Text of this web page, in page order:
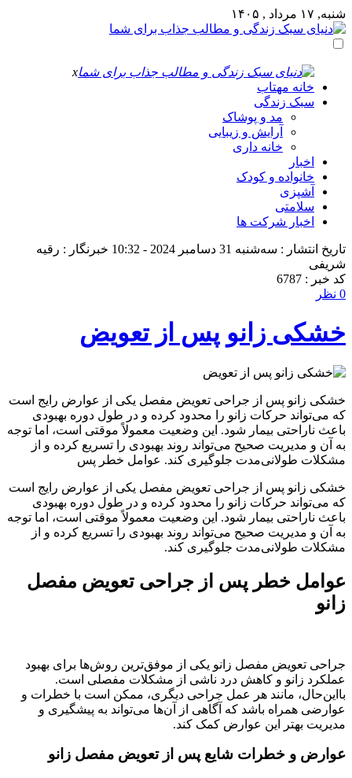
شنبه, ۱۷ مرداد , ۱۴۰۵
x
خانه مهتاب
سبک زندگی
مد و پوشاک
آرایش و زیبایی
خانه داری
اخبار
خانواده و کودک
آشپزی
سلامتی
اخبار شرکت ها
تاریخ انتشار : سه‌شنبه 31 دسامبر 2024 - 10:32
خبرنگار : رقیه
شریفی
کد خبر : 6787
0 نظر
خشکی زانو پس از تعویض
خشکی زانو پس از جراحی تعویض مفصل یکی از عوارض رایج است
که می‌تواند حرکات زانو را محدود کرده و در طول دوره بهبودی
باعث ناراحتی بیمار شود. این وضعیت معمولاً موقتی است، اما توجه
به آن و مدیریت صحیح می‌تواند روند بهبودی را تسریع کرده و از
مشکلات طولانی‌مدت جلوگیری کند. عوامل خطر پس
خشکی زانو پس از جراحی تعویض مفصل یکی از عوارض رایج است
که می‌تواند حرکات زانو را محدود کرده و در طول دوره بهبودی
باعث ناراحتی بیمار شود. این وضعیت معمولاً موقتی است، اما توجه
به آن و مدیریت صحیح می‌تواند روند بهبودی را تسریع کرده و از
مشکلات طولانی‌مدت جلوگیری کند.
عوامل خطر پس از جراحی تعویض مفصل
زانو
جراحی تعویض مفصل زانو یکی از موفق‌ترین روش‌ها برای بهبود
عملکرد زانو و کاهش درد ناشی از مشکلات مفصلی است.
بااین‌حال، مانند هر عمل جراحی دیگری، ممکن است با خطرات و
عوارضی همراه باشد که آگاهی از آن‌ها می‌تواند به پیشگیری و
مدیریت بهتر این عوارض کمک کند.
عوارض و خطرات شایع پس از تعویض مفصل زانو